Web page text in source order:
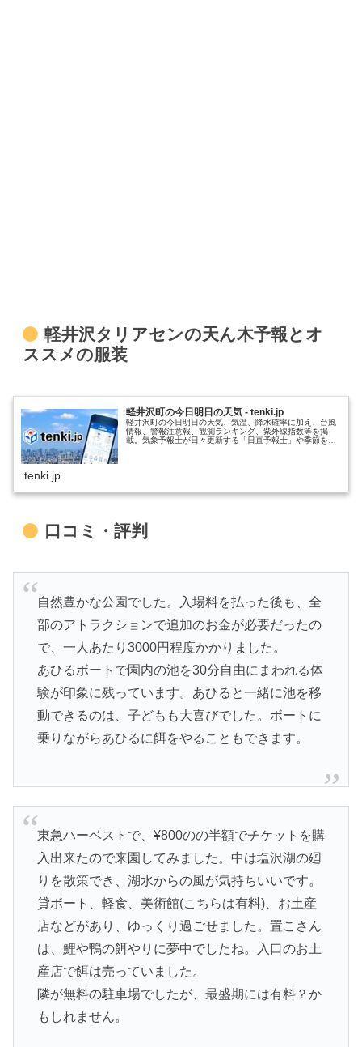
軽井沢タリアセンの天ん木予報とオ
ススメの服装
軽井沢町の今日明日の天気 - tenki.jp
軽井沢町の今日明日の天気、気温、降水確率に加え、台風
情報、警報注意報、観測ランキング、紫外線指数等を掲
載。気象予報士が日々更新する「日直予報士」や季節を楽
tenki.jp
口コミ・評判
自然豊かな公園でした。入場料を払った後も、全
部のアトラクションで追加のお金が必要だったの
で、一人あたり3000円程度かかりました。
あひるボートで園内の池を30分自由にまわれる体
験が印象に残っています。あひると一緒に池を移
動できるのは、子どもも大喜びでした。ボートに
乗りながらあひるに餌をやることもできます。
東急ハーベストで、¥800のの半額でチケットを購
入出来たので来園してみました。中は塩沢湖の廻
りを散策でき、湖水からの風が気持ちいいです。
貸ボート、軽食、美術館(こちらは有料)、お土産
店などがあり、ゆっくり過ごせました。置こさん
は、鯉や鴨の餌やりに夢中でしたね。入口のお土
産店で餌は売っていました。
隣が無料の駐車場でしたが、最盛期には有料？か
もしれません。